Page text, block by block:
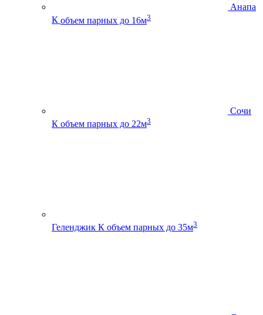
Анапа
К объем парных до 16м3
Сочи
К объем парных до 22м3
Геленджик К объем парных до 35м3